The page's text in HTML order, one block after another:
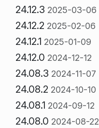
24.12.3 2025-03-06
24.12.2 2025-02-06
24.12.1 2025-01-09
24.12.0 2024-12-12
24.08.3 2024-11-07
24.08.2 2024-10-10
24.08.1 2024-09-12
24.08.0 2024-08-22